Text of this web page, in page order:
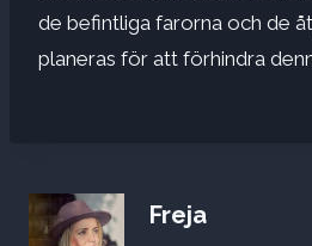
de befintliga farorna och de
planeras för att förhindra
Freja